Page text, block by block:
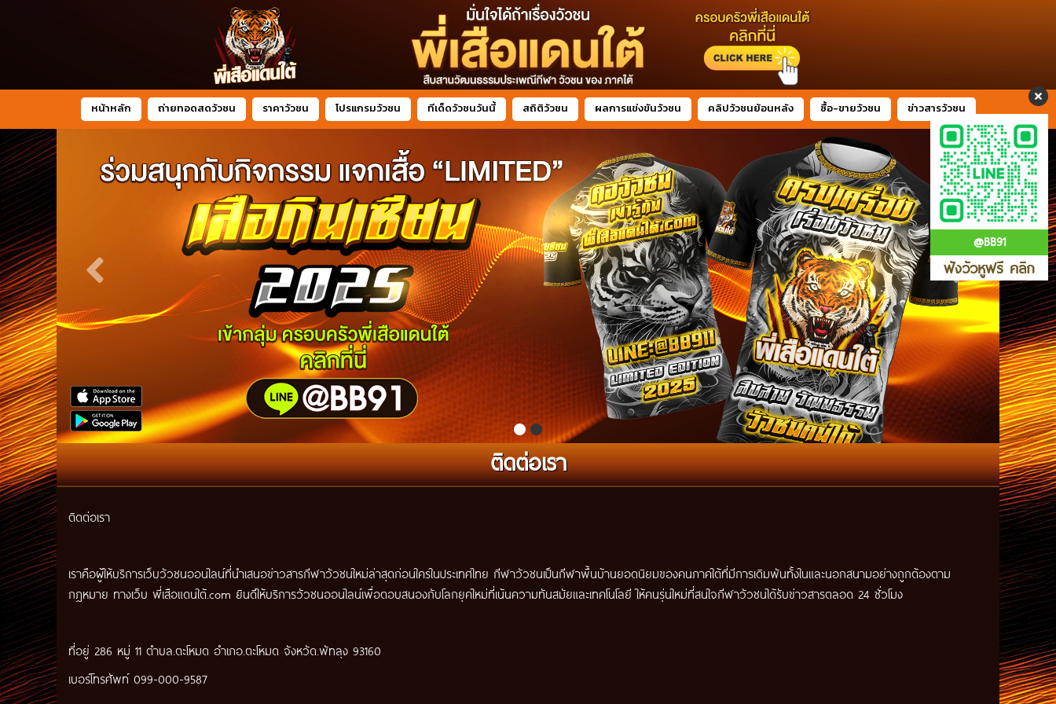
@BB91
ฟังวัวหูฟรี คลิก
หน้าหลัก ถ่ายทอดสดวัวชน ราคาวัวชน โปรแกรมวัวชน ทีเด็ดวัวชนวันนี้ สถิติวัวชน ผลการแข่งขันวัวชน คลิปวัวชนย้อนหลัง ซื้อ-ขายวัวชน ข่าวสารวัวชน
ติดต่อเรา
ติดต่อเรา
เราคือผู้ให้บริการเว็บวัวชนออนไลน์ที่นำเสนอข่าวสารกีฬาวัวชนใหม่ล่าสุดก่อนใครในประเทศไทย กีฬาวัวชนเป็นกีฬาพื้นบ้านยอดนิยมของคนภาคใต้ที่มีการเดิมพันทั้งในและนอกสนามอย่างถูกต้องตาม
กฎหมาย ทางเว็บ พี่เสือแดนใต้.com ยินดีให้บริการวัวชนออนไลน์เพื่อตอบสนองกับโลกยุคใหม่ที่เน้นความทันสมัยและเทคโนโลยี ให้คนรุ่นใหม่ที่สนใจกีฬาวัวชนได้รับข่าวสารตลอด 24 ชั่วโมง
ที่อยู่ 286 หมู่ 11 ตำบล.ตะโหมด อำเภอ.ตะโหมด จังหวัด.พัทลุง 93160
เบอร์โทรศัพท์ 099-000-9587